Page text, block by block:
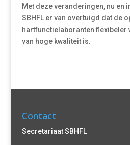
Met deze veranderingen, nu en
SBHFL er van overtuigd dat de
hartfunctielaboranten flexibeler
van hoge kwaliteit is.
Contact
Secretariaat SBHFL